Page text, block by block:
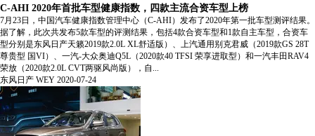
C-AHI 2020年首批车型健康指数，四款主流合资车型上榜
7月23日，中国汽车健康指数管理中心（C-AHI）发布了2020年第一批车型测评结果。
据了解，此次共发布5款车型的评测结果，包括4款合资车型和1款自主车型，合资车
型分别是东风日产天籁2019款2.0L XL舒适版）、上汽通用别克君威（2019款GS 28T
尊贵型 国VI）、一汽-大众奥迪Q5L（2020款40 TFSI 荣享进取型）和一汽丰田RAV4
荣放（2020款2.0L CVT两驱风尚版），自...
东风日产 WEY 2020-07-24